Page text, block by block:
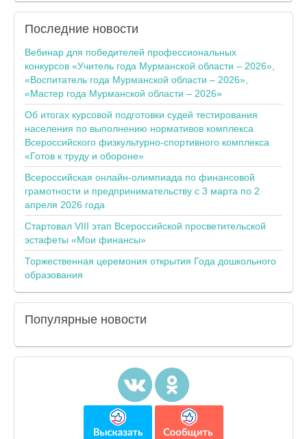
Последние новости
Вебинар для победителей профессиональных
конкурсов «Учитель года Мурманской области – 2026»,
«Воспитатель года Мурманской области – 2026»,
«Мастер года Мурманской области – 2026»
Об итогах курсовой подготовки судей тестирования
населения по выполнению нормативов комплекса
Всероссийского физкультурно-спортивного комплекса
«Готов к труду и обороне»
Всероссийская онлайн-олимпиада по финансовой
грамотности и предпринимательству с 3 марта по 2
апреля 2026 года
Стартовал VIII этап Всероссийской просветительской
эстафеты «Мои финансы»
Торжественная церемония открытия Года дошкольного
образования
Популярные новости